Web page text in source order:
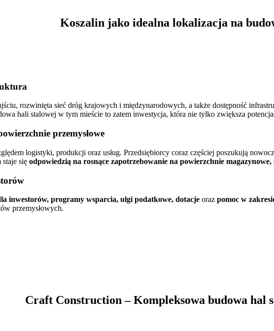
Koszalin jako idealna lokalizacja na
rozwinięta sieć dróg krajowych i międzynarodowych, a także dostępność
hali stalowej w tym mieście to zatem inwestycja, która nie tylko zwiększa
przemysłowe
logistyki, produkcji oraz usług. Przedsiębiorcy coraz częściej poszukują
się odpowiedzią na rosnące zapotrzebowanie na powierzchnie
inwestorów, programy wsparcia, ulgi podatkowe, dotacje oraz pomoc w
przemysłowych.
Craft Construction – Kompleksowa budowa hal